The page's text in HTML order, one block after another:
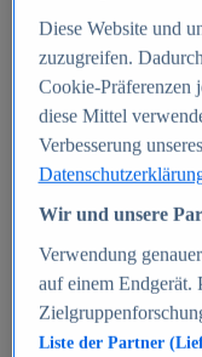
E-commerce
Beliebte
Aktuelle
E-
Umsatz von
2010-2025
B2C-E-
Diese Website und
zuzugreifen.
Cookie-Präferenzen
diese Mittel
Verbesserung
Wir und unsere
Verwendung
auf einem Endgerät.
Liste der Partner